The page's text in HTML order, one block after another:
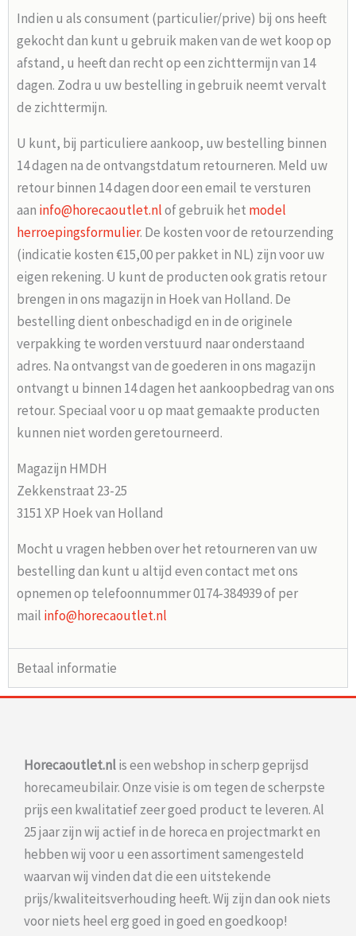
Indien u als consument (particulier/prive) bij ons heeft
gekocht dan kunt u gebruik maken van de wet koop op
afstand, u heeft dan recht op een zichttermijn van 14
dagen. Zodra u uw bestelling in gebruik neemt vervalt
de zichttermijn.
U kunt, bij particuliere aankoop, uw bestelling binnen
14 dagen na de ontvangstdatum retourneren. Meld uw
retour binnen 14 dagen door een email te versturen
aan info@horecaoutlet.nlof gebruik het model
herroepingsformulier. De kosten voor de retourzending
(indicatie kosten €15,00 per pakket in NL) zijn voor uw
eigen rekening. U kunt de producten ook gratis retour
brengen in ons magazijn in Hoek van Holland. De
bestelling dient onbeschadigd en in de originele
verpakking te worden verstuurd naar onderstaand
adres. Na ontvangst van de goederen in ons magazijn
ontvangt u binnen 14 dagen het aankoopbedrag van ons
retour. Speciaal voor u op maat gemaakte producten
kunnen niet worden geretourneerd.
Magazijn HMDH
Zekkenstraat 23-25
3151 XP Hoek van Holland
Mocht u vragen hebben over het retourneren van uw
bestelling dan kunt u altijd even contact met ons
opnemen op telefoonnummer 0174-384939 of per
mail info@horecaoutlet.nl
Betaal informatie
Horecaoutlet.nlis een webshop in scherp geprijsd
horecameubilair. Onze visie is om tegen de scherpste
prijs een kwalitatief zeer goed product te leveren. Al
25 jaar zijn wij actief in de horeca en projectmarkt en
hebben wij voor u een assortiment samengesteld
waarvan wij vinden dat die een uitstekende
prijs/kwaliteitsverhouding heeft. Wij zijn dan ook niets
voor niets heel erg goed in goed en goedkoop!